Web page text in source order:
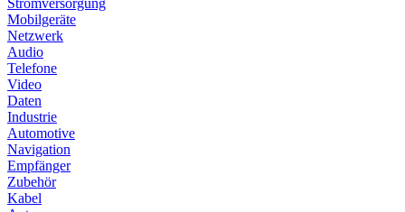
Mobilgeräte
Netzwerk
Audio
Telefone
Video
Daten
Industrie
Automotive
Navigation
Empfänger
Zubehör
Kabel